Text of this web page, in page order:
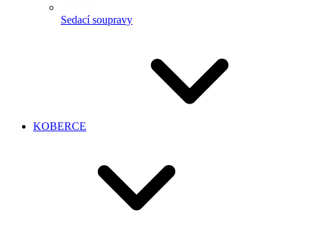
Sedací soupravy
KOBERCE